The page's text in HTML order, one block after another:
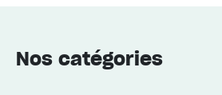
Nos catégories